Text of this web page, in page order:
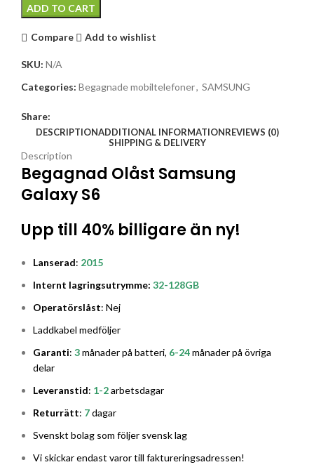
ADD TO CART
Compare Add to wishlist
SKU: N/A
Categories: Begagnade mobiltelefoner, SAMSUNG
Share:
DESCRIPTIONADDITIONAL INFORMATIONREVIEWS (0)
SHIPPING & DELIVERY
Description
Begagnad Olåst Samsung
Galaxy S6
Upp till 40% billigare än ny!
Lanserad: 2015
Internt lagringsutrymme: 32-128GB
Operatörslåst: Nej
Laddkabel medföljer
Garanti: 3månader på batteri, 6-24månader på övriga
delar
Leveranstid: 1-2arbetsdagar
Returrätt: 7dagar
Svenskt bolag som följer svensk lag
Vi skickar endast varor till faktureringsadressen!